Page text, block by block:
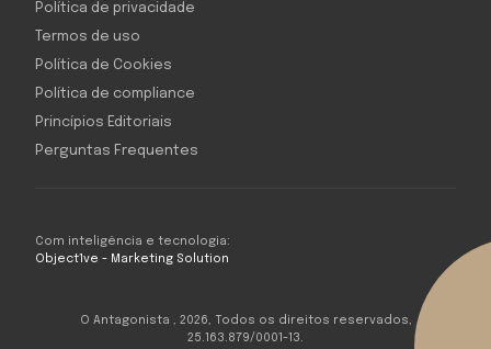
Com inteligência e tecnologia:
Object1ve - Marketing Solution
Política de privacidade
Termos de uso
Política de Cookies
Política de compliance
Princípios Editoriais
Perguntas Frequentes
O Antagonista , 2026, Todos os direitos reservados,
25.163.879/0001-13.